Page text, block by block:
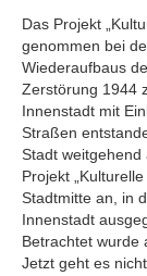
Das Projekt
genommen bei
Wiederaufbaus
Zerstörung 1944
Innenstadt mit
Straßen
Stadt
Projekt
Stadtmitte an, in
Innenstadt
Betrachtet wurde
Jetzt geht es